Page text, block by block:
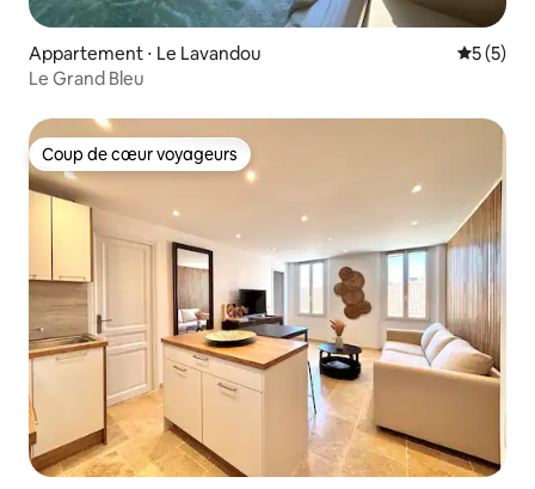
Appartement ⋅ Le Lavandou
5 (5)
Le Grand Bleu
Coup de cœur voyageurs
Coup de cœur voyageurs